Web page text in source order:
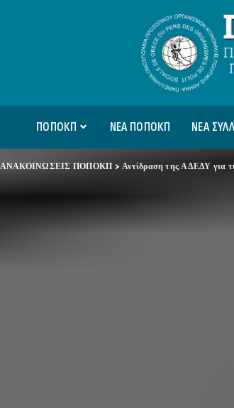
ΠΟΠΟΚΠ ΝΕΑ ΠΟΠΟΚΠ ΝΕΑ
ΑΝΑΚΟΙΝΩΣΕΙΣ ΠΟΠΟΚΠ > Αντίδραση της ΑΔΕΔΥ για